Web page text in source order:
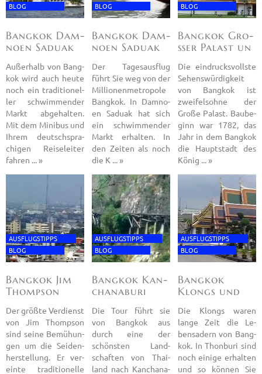
BLOG
Bang­kok Dam­
no­en Sa­duak
Au­ßer­halb von Bang­
kok wird auch heute
noch ein tra­di­tio­nel­
ler schwim­men­der
Markt ab­ge­hal­ten.
Mit dem Mi­ni­bus und
Ihrem deutsch­spra­
chi­gen Rei­se­lei­ter
fah­ren ... »
BLOG
Bang­kok Dam­
no­en Sa­duak
Der Ta­ges­aus­flug
führt Sie weg von der
Mil­lio­nen­me­tro­po­le
Bang­kok. In Dam­no­
en Sa­duak hat sich
ein schwim­men­der
Markt er­hal­ten. In
den Zei­ten als noch
die K ... »
BLOG
Bang­kok Gro­
ßer Pa­last un
Die ein­drucks­volls­te
Se­hens­wür­dig­keit
von Bang­kok ist
zwei­fels­oh­ne der
Große Pa­last. Bau­be­
ginn war 1782, das
Jahr in dem Bang­kok
die Haupt­stadt des
König ... »
BLOG
AUS­FLUGS­TIPPS
Bang­kok Jim
Thomp­son
Der größ­te Ver­dienst
von Jim Thomp­son
sind seine Be­mü­hun­
gen um die Sei­den­
her­stel­lung. Er ver­
ein­te tra­di­tio­nel­le
BLOG
AUS­FLUGS­TIPPS
Bang­kok Kan­
chana­b­u­ri
Die Tour führt sie
von Bang­kok aus
durch eine der
schöns­ten Land­
schaf­ten von Thai­
land nach Kan­chana­
BLOG
AUS­FLUGS­TIPPS
Bang­kok
Klongs und
Die Klongs waren
lange Zeit die Le­
bens­adern von Bang­
kok. In Thon­bu­ri sind
noch ei­ni­ge er­hal­ten
und so kön­nen Sie